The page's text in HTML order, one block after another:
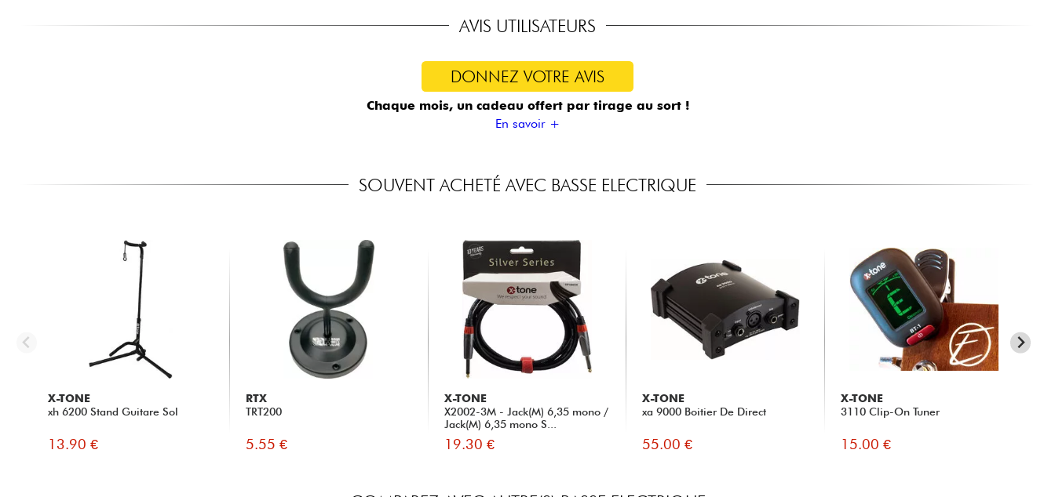
AVIS UTILISATEURS
DONNEZ VOTRE AVIS
Chaque mois, un cadeau offert par tirage au sort !
En savoir +
SOUVENT ACHETÉ AVEC BASSE ELECTRIQUE
X-TONE
xh 6200 Stand Guitare Sol
13.90 €
RTX
TRT200
5.55 €
X-TONE
X2002-3M - Jack(M) 6,35 mono /
Jack(M) 6,35 mono S...
19.30 €
X-TONE
xa 9000 Boitier De Direct
55.00 €
X-TONE
3110 Clip-On Tuner
15.00 €